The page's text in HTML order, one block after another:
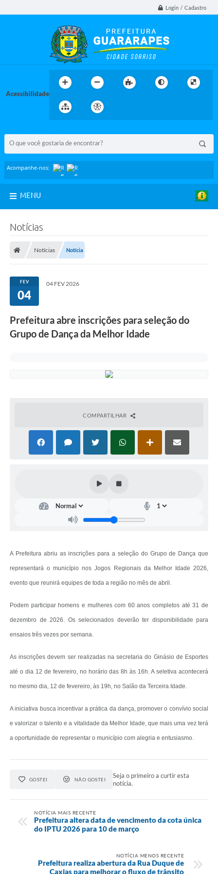
Login / Cadastro
Acessibilidade
Acompanhe-nos:
MENU
Notícias
Notícias Notícia
FEV
04
04 FEV 2026
Prefeitura abre inscrições para seleção do
Grupo de Dança da Melhor Idade
COMPARTILHAR
A Prefeitura abriu as inscrições para a seleção do Grupo de Dança que
representará o município nos Jogos Regionais da Melhor Idade 2026,
evento que reunirá equipes de toda a região no mês de abril.
Podem participar homens e mulheres com 60 anos completos até 31 de
dezembro de 2026. Os selecionados deverão ter disponibilidade para
ensaios três vezes por semana.
As inscrições devem ser realizadas na secretaria do Ginásio de Esportes
até o dia 12 de fevereiro, no horário das 8h às 16h. A seletiva acontecerá
no mesmo dia, 12 de fevereiro, às 19h, no Salão da Terceira Idade.
A iniciativa busca incentivar a prática da dança, promover o convívio social
e valorizar o talento e a vitalidade da Melhor Idade, que mais uma vez terá
a oportunidade de representar o município com alegria e entusiasmo.
GOSTEI NÃO GOSTEI
Seja o primeiro a curtir esta
notícia.
NOTÍCIA MAIS RECENTE
Prefeitura altera data de vencimento da cota única
do IPTU 2026 para 10 de março
NOTÍCIA MENOS RECENTE
Prefeitura realiza abertura da Rua Duque de
Caxias para melhorar o fluxo de trânsito